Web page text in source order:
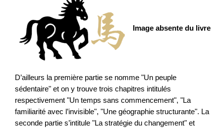
Image absente du livre
D’ailleurs la première partie se nomme "Un peuple
sédentaire" et on y trouve trois chapitres intitulés
respectivement "Un temps sans commencement", "La
familiarité avec l’invisible", "Une géographie structurante". La
seconde partie s’intitule "La stratégie du changement" et